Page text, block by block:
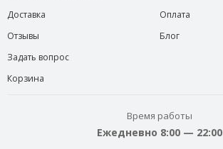
Доставка
Отзывы
Задать вопрос
Корзина
Оплата
Блог
Время работы
Ежедневно 8:00 — 22:00